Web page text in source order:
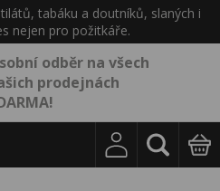
tabáku a doutníků, slaných i
nejen pro požitkáře.
odběr na všech
prodejnách